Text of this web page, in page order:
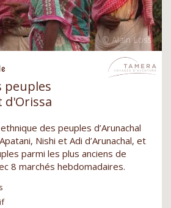
peuples
d'Orissa
des peuples d’Arunachal
Nishi et Adi d’Arunachal, et
parmi les plus anciens de
8 marchés hebdomadaires.